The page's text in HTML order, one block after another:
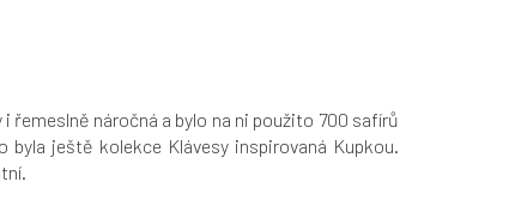
řemeslně náročná a bylo na ni použito 700 safírů
ještě kolekce Klávesy inspirovaná Kupkou.